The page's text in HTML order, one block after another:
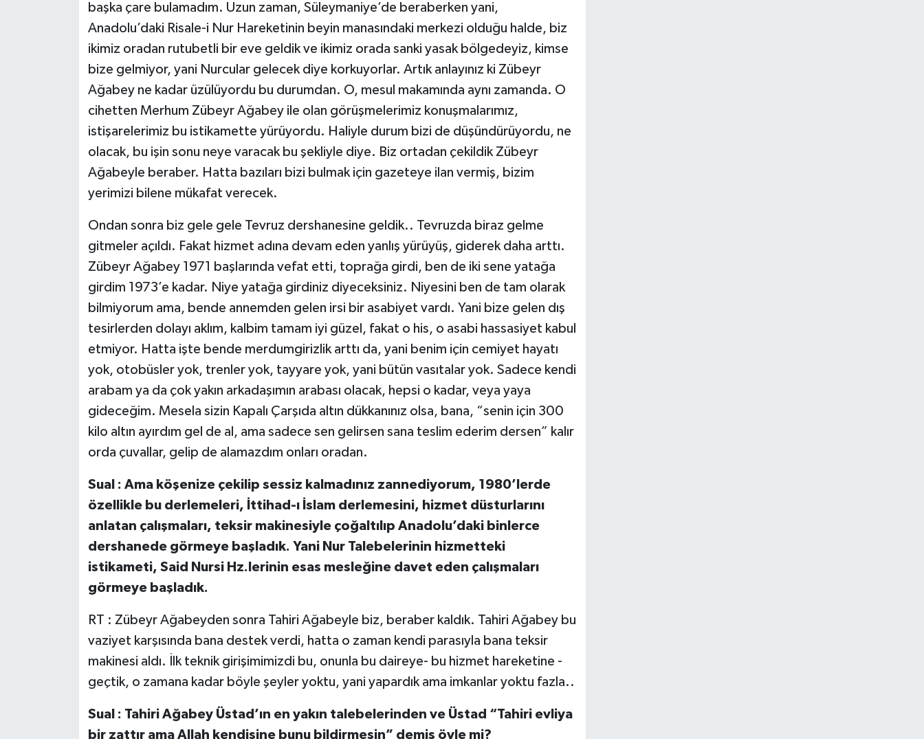
başka çare bulamadım. Uzun zaman, Süleymaniye’de beraberken yani,
Anadolu’daki Risale-i Nur Hareketinin beyin manasındaki merkezi olduğu halde, biz
ikimiz oradan rutubetli bir eve geldik ve ikimiz orada sanki yasak bölgedeyiz, kimse
bize gelmiyor, yani Nurcular gelecek diye korkuyorlar. Artık anlayınız ki Zübeyr
Ağabey ne kadar üzülüyordu bu durumdan. O, mesul makamında aynı zamanda. O
cihetten Merhum Zübeyr Ağabey ile olan görüşmelerimiz konuşmalarımız,
istişarelerimiz bu istikamette yürüyordu. Haliyle durum bizi de düşündürüyordu, ne
olacak, bu işin sonu neye varacak bu şekliyle diye. Biz ortadan çekildik Zübeyr
Ağabeyle beraber. Hatta bazıları bizi bulmak için gazeteye ilan vermiş, bizim
yerimizi bilene mükafat verecek.
Ondan sonra biz gele gele Tevruz dershanesine geldik.. Tevruzda biraz gelme
gitmeler açıldı. Fakat hizmet adına devam eden yanlış yürüyüş, giderek daha arttı.
Zübeyr Ağabey 1971 başlarında vefat etti, toprağa girdi, ben de iki sene yatağa
girdim 1973’e kadar. Niye yatağa girdiniz diyeceksiniz. Niyesini ben de tam olarak
bilmiyorum ama, bende annemden gelen irsi bir asabiyet vardı. Yani bize gelen dış
tesirlerden dolayı aklım, kalbim tamam iyi güzel, fakat o his, o asabi hassasiyet kabul
etmiyor. Hatta işte bende merdumgirizlik arttı da, yani benim için cemiyet hayatı
yok, otobüsler yok, trenler yok, tayyare yok, yani bütün vasıtalar yok. Sadece kendi
arabam ya da çok yakın arkadaşımın arabası olacak, hepsi o kadar, veya yaya
gideceğim. Mesela sizin Kapalı Çarşıda altın dükkanınız olsa, bana, “senin için 300
kilo altın ayırdım gel de al, ama sadece sen gelirsen sana teslim ederim dersen” kalır
orda çuvallar, gelip de alamazdım onları oradan.
Sual : Ama köşenize çekilip sessiz kalmadınız zannediyorum, 1980’lerde
özellikle bu derlemeleri, İttihad-ı İslam derlemesini, hizmet düsturlarını
anlatan çalışmaları, teksir makinesiyle çoğaltılıp Anadolu’daki binlerce
dershanede görmeye başladık. Yani Nur Talebelerinin hizmetteki
istikameti, Said Nursi Hz.lerinin esas mesleğine davet eden çalışmaları
görmeye başladık.
RT : Zübeyr Ağabeyden sonra Tahiri Ağabeyle biz, beraber kaldık. Tahiri Ağabey bu
vaziyet karşısında bana destek verdi, hatta o zaman kendi parasıyla bana teksir
makinesi aldı. İlk teknik girişimimizdi bu, onunla bu daireye- bu hizmet hareketine -
geçtik, o zamana kadar böyle şeyler yoktu, yani yapardık ama imkanlar yoktu fazla..
Sual : Tahiri Ağabey Üstad’ın en yakın talebelerinden ve Üstad “Tahiri evliya
bir zattır ama Allah kendisine bunu bildirmesin” demiş öyle mi?